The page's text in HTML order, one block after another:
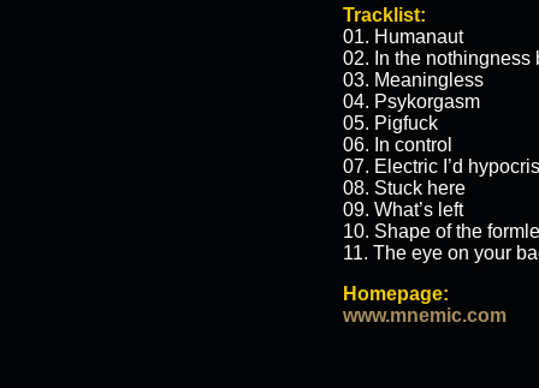
Tracklist:
01. Humanaut
02. In the nothingness
03. Meaningless
04. Psykorgasm
05. Pigfuck
06. In control
07. Electric I’d
08. Stuck here
09. What’s left
10. Shape of the
11. The eye on your
Homepage:
www.mnemic.com